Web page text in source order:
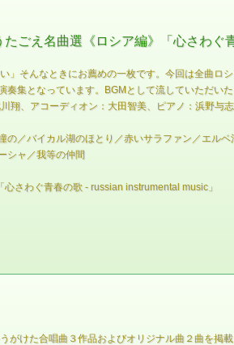
ごえ名曲選《ロシア編》「心さわぐ
」そんなときにお薦めの一枚です。今回は全曲ロ
集となっています。BGMとして流していただい
翔、アコーディオン：大田智美、ピアノ：浜野与
／バイカル湖のほとり／赤いサラファン／エル
シャ／我等の仲間
さわぐ青春の歌 - russian instrumental music」
けた合唱曲３作品およびオリジナル曲２曲を掲